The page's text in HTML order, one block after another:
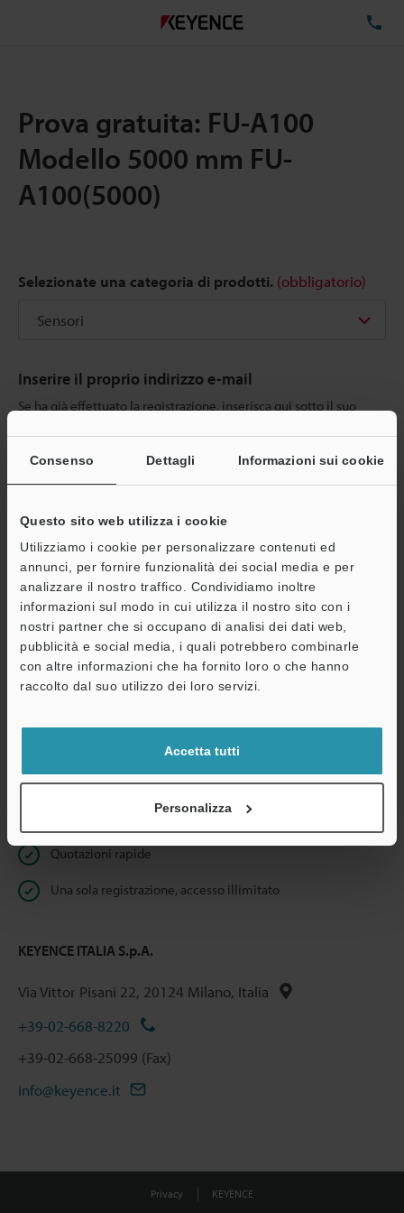
Consenso Dettagli Informazioni sui cookie
Questo sito web utilizza i cookie
Utilizziamo i cookie per personalizzare contenuti ed
annunci, per fornire funzionalità dei social media e per
analizzare il nostro traffico. Condividiamo inoltre
informazioni sul modo in cui utilizza il nostro sito con i
nostri partner che si occupano di analisi dei dati web,
pubblicità e social media, i quali potrebbero combinarle
con altre informazioni che ha fornito loro o che hanno
raccolto dal suo utilizzo dei loro servizi.
Accetta tutti
Personalizza
Prova gratuita: FU-A100
Modello 5000 mm FU-
A100(5000)
Selezionate una categoria di prodotti. (obbligatorio)
Inserire il proprio indirizzo e-mail
Se ha già effettuato la registrazione, inserisca qui sotto il suo
sotto e clicchi su "Continua" per completare la registrazione.
Continua
Privacy garantita al 100% - le informazioni personali non saranno
Benefici per gli iscritti
Download istantaneo della documentazione
Quotazioni rapide
Una sola registrazione, accesso illimitato
KEYENCE ITALIA S.p.A.
Via Vittor Pisani 22, 20124 Milano, Italia
+39-02-668-8220
+39-02-668-25099 (Fax)
info@keyence.it
Privacy
KEYENCE